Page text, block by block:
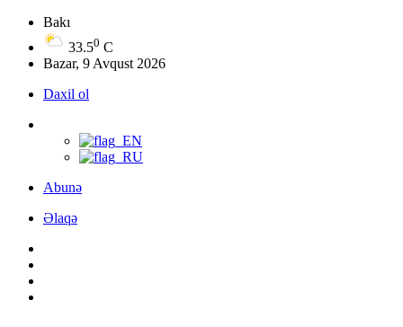
Bakı
33.50 C
Bazar, 9 Avqust 2026
Daxil ol
Abunə
Əlaqə